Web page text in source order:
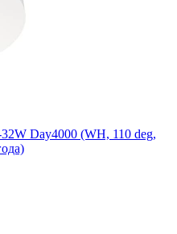
Day4000 (WH, 110 deg,